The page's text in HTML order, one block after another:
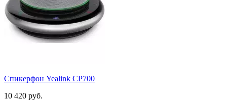
Спикерфон Yealink CP700
10 420 руб.